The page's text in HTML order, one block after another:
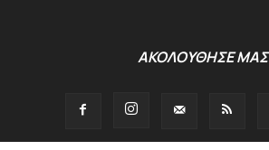
ΑΚΟΛΟΥΘΗΣΕ ΜΑΣ